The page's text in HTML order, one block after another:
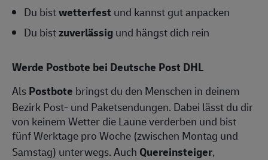
Du bistwetterfest und kannst gut anpacken
Du bistzuverlässigund hängst dich rein
Werde Postbote bei Deutsche Post DHL
AlsPostbote bringst du den Menschen in deinem
Bezirk Post- und Paketsendungen. Dabei lässt du dir
von keinem Wetter die Laune verderben und bist
fünf Werktage pro Woche (zwischen Montag und
Samstag) unterwegs. Auch Quereinsteiger,